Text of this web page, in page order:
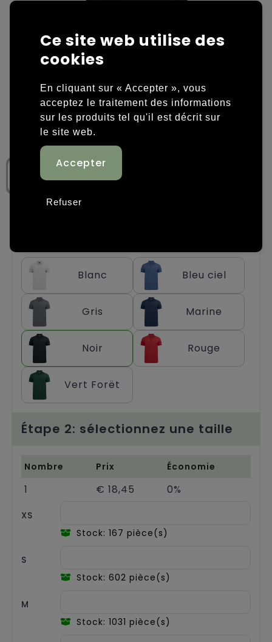
Overige tassen
Sacs promotionnels
Sacs de voyage
Sacs à dos
Chariots
T-shirts personnalisés
Vestes personnalisées
Chaussures personnalisées
Blanc Bleu ciel
Gris Marine
Noir Rouge
Vert Forët
Étape 2: sélectionnez une taille
Nombre Prix Économie
1 € 18,45 0%
XS
Stock: 167 pièce(s)
S
Stock: 602 pièce(s)
M
Stock: 1031 pièce(s)
Ce site web utilise des
cookies
En cliquant sur « Accepter », vous
acceptez le traitement des informations
sur les produits tel qu'il est décrit sur
le site web.
Refuser